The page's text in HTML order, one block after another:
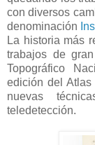
con diversos
denominación
La historia más
trabajos de
Topográfico
edición del
nuevas
teledetección.